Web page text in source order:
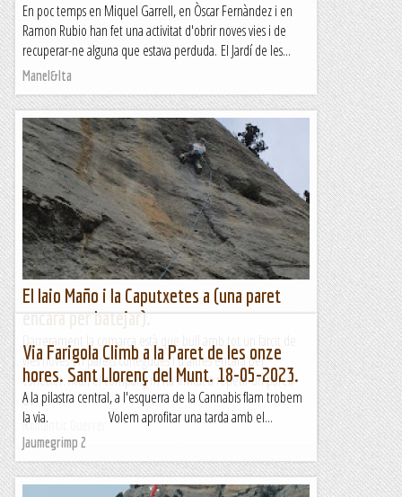
En poc temps en Miquel Garrell, en Òscar Fernàndez i en
Ramon Rubio han fet una activitat d'obrir noves vies i de
recuperar-ne alguna que estava perduda. El Jardí de les...
Manel&Ita
El Iaio Maño i la Caputxetes a (una paret
encara per batejar).
Darrerament la comarca està que bull amb tot un farcit de
vies noves en parets conegudes i d'altres encara per
coneixer. Avui, el company m'ha invitat a repetir un parell
de...
Romàntic Guerrer
Via Farigola Climb a la Paret de les onze
hores. Sant Llorenç del Munt. 18-05-2023.
A la pilastra central, a l'esquerra de la Cannabis flam trobem
la via. Volem aprofitar una tarda amb el...
Jaumegrimp 2